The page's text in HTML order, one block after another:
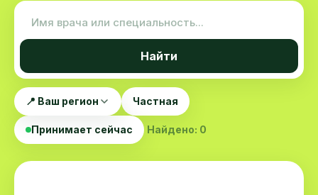
Найти
📍 Ваш регион Частная
Принимает сейчас Найдено: 0